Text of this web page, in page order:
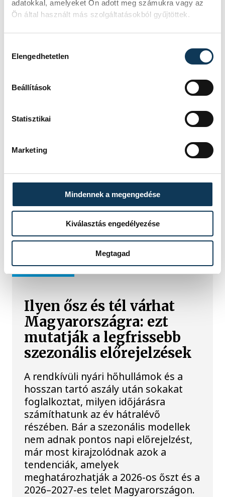
adatokkal, amelyeket Ön adott meg számukra vagy az
Ön által használt más szolgáltatásokból gyűjtöttek.
Elengedhetetlen
Beállítások
Statisztikai
Marketing
Mindennek a megengedése
Kiválasztás engedélyezése
Megtagad
IDŐJÁRÁS
Nyár, forróság nélkül
Icipici felfrissülés
ÉLETMÓD
Ilyen ősz és tél várhat
Magyarországra: ezt
mutatják a legfrissebb
szezonális előrejelzések
A rendkívüli nyári hőhullámok és a
hosszan tartó aszály után sokakat
foglalkoztat, milyen időjárásra
számíthatunk az év hátralévő
részében. Bár a szezonális modellek
nem adnak pontos napi előrejelzést,
már most kirajzolódnak azok a
tendenciák, amelyek
meghatározhatják a 2026-os őszt és a
2026–2027-es telet Magyarországon.